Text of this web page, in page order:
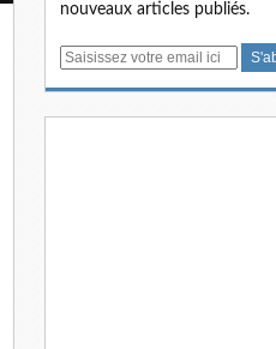
nouveaux articles publiés.
E